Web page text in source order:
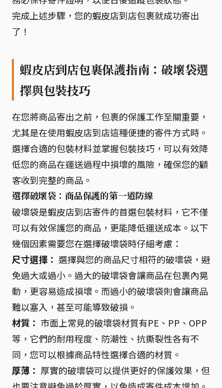
完成上述步驟，您的蝦皮店到店包裹就成功寄出
了！
蝦皮店到店包裹保護指南：破壞袋選
擇與包裝技巧
在您將商品寄出之前，包裹的保護工作至關重要，
尤其是在使用蝦皮店到店這種便捷的寄件方式時。
選擇合適的包裝材料並掌握包裝技巧，可以有效降
低您的商品在運送過程中損壞的風險，確保您的顧
客收到完整的商品。
選擇破壞袋：商品保護的第一道防線
破壞袋是蝦皮店到店寄件的首選包裝材料，它不僅
可以有效保護您的商品，更能降低運送成本。以下
幾個因素需要您在選擇破壞袋時仔細考慮：
尺寸選擇： 選擇與您的商品尺寸相符的破壞袋，避
免過大或過小。過大的破壞袋會讓商品在包裹內晃
動，更容易造成損壞。而過小的破壞袋則會讓商品
難以塞入，甚至可能導致破損。
材質： 市面上常見的破壞袋材質有PE、PP、OPP
等，它們的耐用程度、防潮性、抗撕裂性各有不
同，您可以根據商品特性選擇合適的材質。
厚薄： 厚實的破壞袋可以提供更好的保護效果，但